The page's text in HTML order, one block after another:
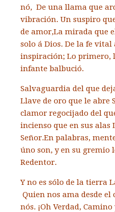
nó, De una llama que
vibración. Un suspiro
de amor,La mirada que
solo á Dios. De la fe vital
inspiración; Lo primero,
infante balbució.
Salvaguardia del que
Llave de oro que le abre
clamor regocijado del
incienso que en sus alas
Señor.En palabras,
úno son, y en su gremio
Redentor.
Y no es sólo de la tierra
Quien nos ama desde el
nós. ¡Oh Verdad, Camino